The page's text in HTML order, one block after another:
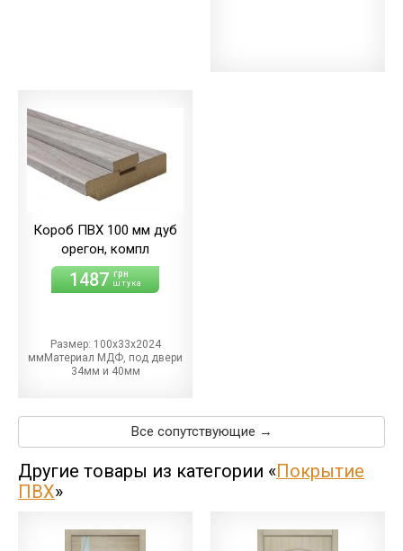
Короб ПВХ 100 мм дуб
орегон, компл
1487 грн
штука
Размер: 100х33х2024
ммМатериал МДФ, под двери
34мм и 40мм
Все сопутствующие →
Другие товары из категории «Покрытие
ПВХ»